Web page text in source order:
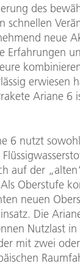
des
schnellen
neue
erwiesen
Ariane 6
6 nutzt
auf der
Oberstufe
neuen
Die
Nutzlast in
mit zwei